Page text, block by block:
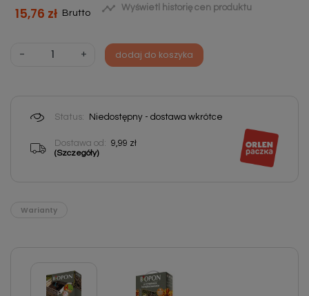
15,76 zł Brutto  Wyświetl historię cen produktu
- + dodaj do koszyka
Status: Niedostępny - dostawa wkrótce
Dostawa od: 9,99 zł
(Szczegóły)
Warianty